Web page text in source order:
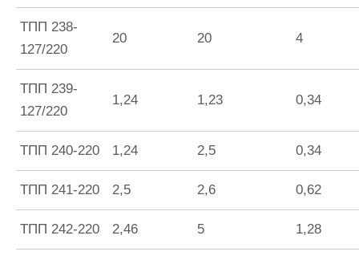
ТПП 238-
127/220
20 20 4
ТПП 239-
127/220
1,24 1,23 0,34
ТПП 240-220 1,24 2,5 0,34
ТПП 241-220 2,5 2,6 0,62
ТПП 242-220 2,46 5 1,28